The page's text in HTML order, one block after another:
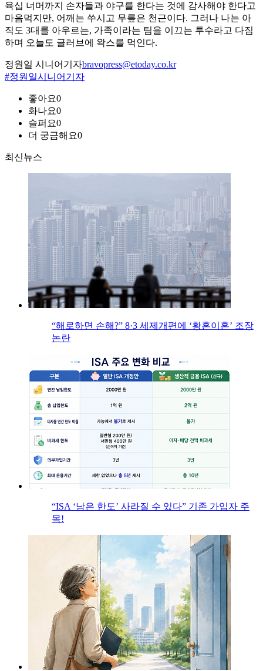
육십 너머까지 손자들과 야구를 한다는 것에 감사해야 한다고
마음먹지만, 어깨는 쑤시고 무릎은 천근이다. 그러나 나는 아
직도 3대를 아우르는, 가족이라는 팀을 이끄는 투수라고 다짐
하며 오늘도 글러브에 왁스를 먹인다.
정원일 시니어기자bravopress@etoday.co.kr
#정원일시니어기자
좋아요0
화나요0
슬퍼요0
더 궁금해요0
최신뉴스
“해로하면 손해?” 8·3 세제개편에 ‘황혼이혼’ 조장
논란
“ISA ‘남은 한도’ 사라질 수 있다” 기존 가입자 주
목!